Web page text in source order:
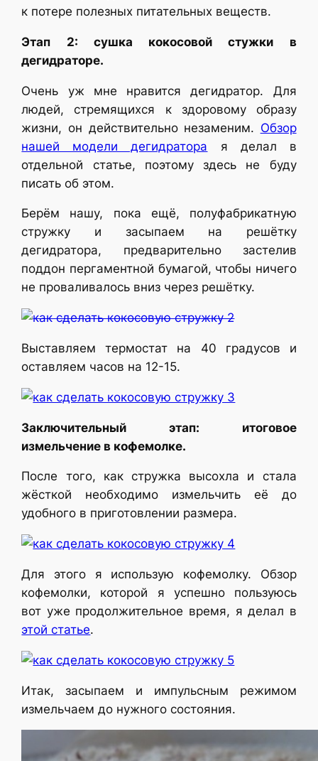
к потере полезных питательных веществ.
Этап 2: сушка кокосовой стужки в
дегидраторе.
Очень уж мне нравится дегидратор. Для
людей, стремящихся к здоровому образу
жизни, он действительно незаменим. Обзор
нашей модели дегидратора я делал в
отдельной статье, поэтому здесь не буду
писать об этом.
Берём нашу, пока ещё, полуфабрикатную
стружку и засыпаем на решётку
дегидратора, предварительно застелив
поддон пергаментной бумагой, чтобы ничего
не проваливалось вниз через решётку.
Выставляем термостат на 40 градусов и
оставляем часов на 12-15.
Заключительный этап: итоговое
измельчение в кофемолке.
После того, как стружка высохла и стала
жёсткой необходимо измельчить её до
удобного в приготовлении размера.
Для этого я использую кофемолку. Обзор
кофемолки, которой я успешно пользуюсь
вот уже продолжительное время, я делал в
этой статье.
Итак, засыпаем и импульсным режимом
измельчаем до нужного состояния.